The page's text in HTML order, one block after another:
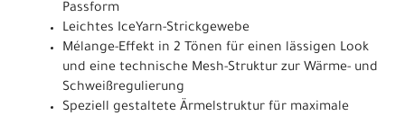
Passform
Leichtes IceYarn-Strickgewebe
Mélange-Effekt in 2 Tönen für einen lässigen Look
und eine technische Mesh-Struktur zur Wärme- und
Schweißregulierung
Speziell gestaltete Ärmelstruktur für maximale